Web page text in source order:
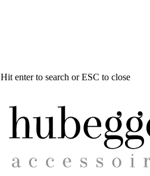
Hit enter to search or ESC to close